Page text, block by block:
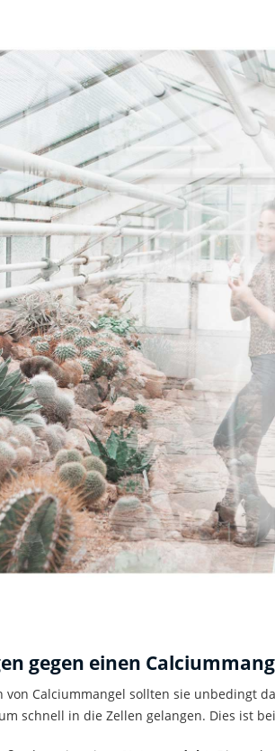
gegen einen
von Calciummangel sollten sie unbedingt
schnell in die Zellen gelangen. Dies ist